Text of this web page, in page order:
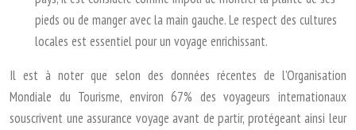
pieds ou de manger avec la main gauche. Le respect des cultures
locales est essentiel pour un voyage enrichissant.
Il est à noter que selon des données récentes de l’Organisation
Mondiale du Tourisme, environ 67% des voyageurs internationaux
souscrivent une assurance voyage avant de partir, protégeant ainsi leur